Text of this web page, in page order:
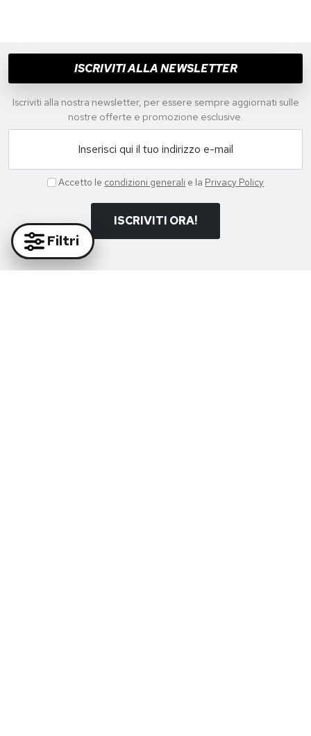
Filtri
ISCRIVITI ALLA NEWSLETTER
Iscriviti alla nostra newsletter, per essere sempre aggiornati sulle
nostre offerte e promozione esclusive.
Inserisci qui il tuo indirizzo e-mail
Accetto le condizioni generali e la Privacy Policy
ISCRIVITI ORA!